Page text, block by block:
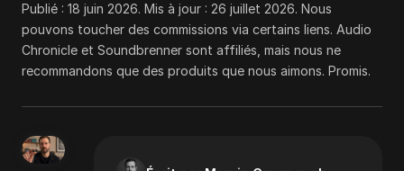
Publié : 18 juin 2026. Mis à jour : 26 juillet 2026. Nous
pouvons toucher des commissions via certains liens. Audio
Chronicle et Soundbrenner sont affiliés, mais nous ne
recommandons que des produits que nous aimons. Promis.